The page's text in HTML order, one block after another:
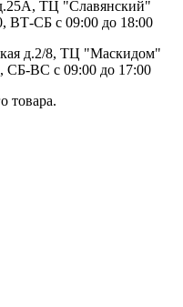
ТЦ "Славянский"
ВТ-СБ с 09:00 до 18:00
д.2/8, ТЦ "Маскидом"
СБ-ВС с 09:00 до 17:00
товара.